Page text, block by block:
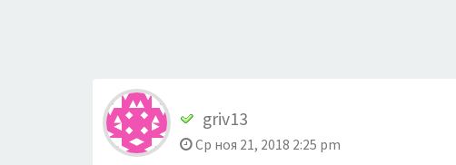
griv13
Ср ноя 21, 2018 2:25 pm